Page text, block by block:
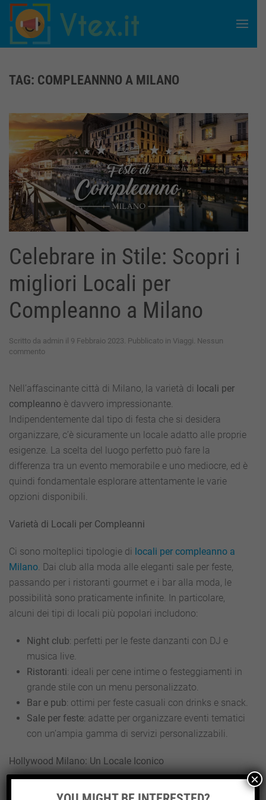
Skip to main content
TAG: COMPLEANNNO A MILANO
Celebrare in Stile: Scopri i
migliori Locali per
Compleanno a Milano
Scritto da admin il 9 Febbraio 2023 . Pubblicato in Viaggi Nessun
commentosu
Stile:
Scopri
i
migliori
per
Compleanno
Milano
Nell’affascinante città di Milano, la varietà di locali per
compleanno è davvero impressionante.
Indipendentemente dal tipo di festa che si desidera
organizzare, c’è sicuramente un locale adatto alle proprie
esigenze. La scelta del luogo perfetto può fare la
differenza tra un evento memorabile e uno mediocre, ed è
quindi fondamentale esplorare attentamente le varie
opzioni disponibili.
Varietà di Locali per Compleanni
Ci sono molteplici tipologie di locali per compleanno a
Milano. Dai club alla moda alle eleganti sale per feste,
passando per i ristoranti gourmet e i bar alla moda, le
possibilità sono praticamente infinite. In particolare,
alcuni dei tipi di locali più popolari includono:
Night club: perfetti per le feste danzanti con DJ e
musica live.
Ristoranti: ideali per cene intime o festeggiamenti in
grande stile con un menu personalizzato.
Bar e pub: ottimi per feste casuali con drinks e snack.
Sale per feste: adatte per organizzare eventi tematici
con un’ampia gamma di servizi personalizzabili.
Hollywood Milano: Un Locale Iconico
×